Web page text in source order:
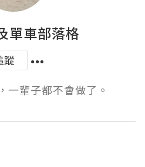
單車部落格
蹤
一輩子都不會做了。